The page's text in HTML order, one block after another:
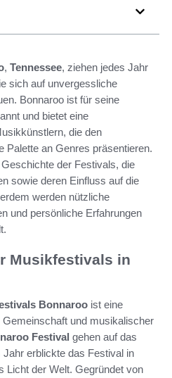
, Tennessee, ziehen jedes Jahr
sich auf unvergessliche
Bonnaroo ist für seine
und bietet eine
die den
Palette an Genres präsentieren.
der Festivals, die
sowie deren Einfluss auf die
werden nützliche
und persönliche Erfahrungen
Musikfestivals in
Bonnaroo ist eine
und musikalischer
Festival gehen auf das
erblickte das Festival in
Licht der Welt. Gegründet von